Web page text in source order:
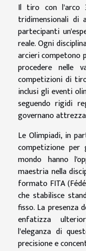
Il tiro con l'arco
tridimensionali di
partecipanti
reale. Ogni
arcieri competono
procedere nelle
competizioni di
inclusi gli eventi
seguendo rigidi
governano
Le Olimpiadi, in
competizione
mondo hanno
maestria nella
formato FITA
che stabilisce
fisso. La presenza
enfatizza
l'eleganza di
precisione e